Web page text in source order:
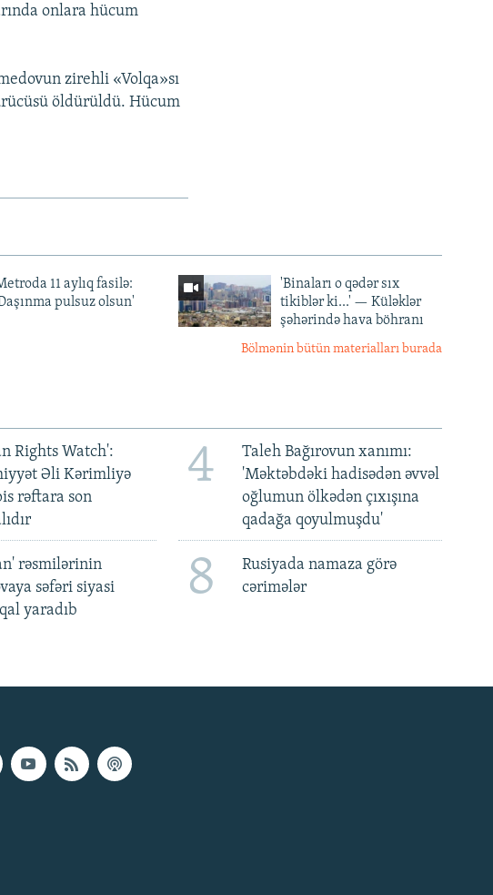
onlara hücum
zirehli «Volqa»sı
öldürüldü. Hücum
11 aylıq fasilə:
pulsuz olsun'
'Binaları o qədər sıx
tikiblər ki...' — Küləklər
şəhərində hava böhranı
Bölmənin bütün materialları burada
Rights Watch':
Əli Kərimliyə
rəftara son
4
Taleh Bağırovun xanımı:
'Məktəbdəki hadisədən əvvəl
oğlumun ölkədən çıxışına
qadağa qoyulmuşdu'
rəsmilərinin
səfəri siyasi
yaradıb
8
Rusiyada namaza görə
cərimələr